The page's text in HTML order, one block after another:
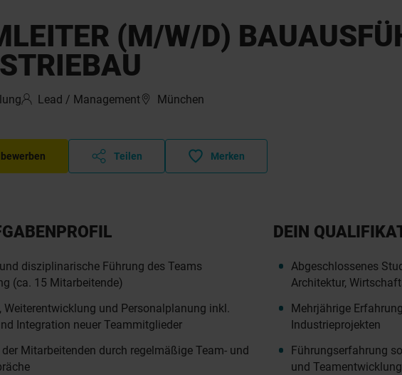
(M/W/D)
Lead / Management München
Teilen Merken
disziplinarische Führung des Teams
(ca. 15 Mitarbeitende)
Weiterentwicklung und Personalplanung inkl.
Integration neuer Teammitglieder
der Mitarbeitenden durch regelmäßige Team- und
DEIN
Abgeschlossenes
Architektur,
Mehrjährige
Industrieprojekten
Führungserfahrung
und